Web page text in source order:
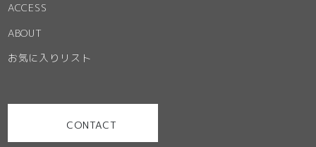
ACCESS
ABOUT
お気に入りリスト
CONTACT